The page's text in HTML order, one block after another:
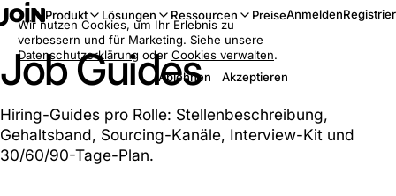
Produkt Lösungen Ressourcen PreiseAnmelden
Job Guides
Hiring-Guides pro Rolle: Stellenbeschreibung,
Gehaltsband, Sourcing-Kanäle, Interview-Kit und
30/60/90-Tage-Plan.
Wir nutzen Cookies, um Ihr Erlebnis zu
verbessern und für Marketing. Siehe unsere
Datenschutzerklärung oder Cookies verwalten.
Ablehnen
Akzeptieren